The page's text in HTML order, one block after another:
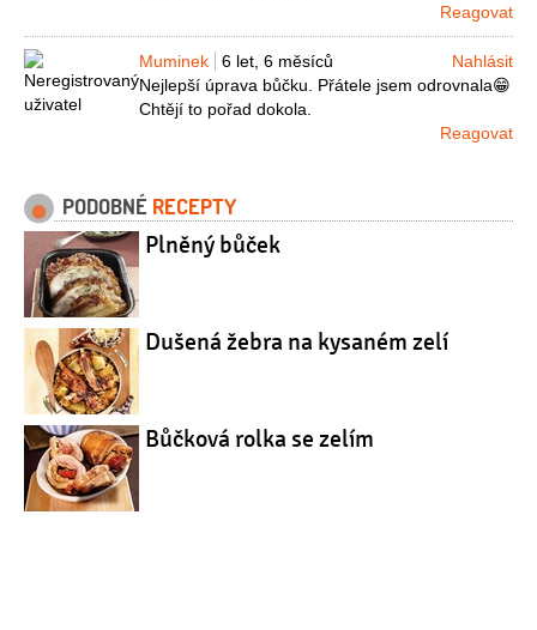
Reagovat
Muminek 6 let, 6 měsíců
Nahlásit
Nejlepší úprava bůčku. Přátele jsem odrovnala😁
Chtějí to pořad dokola.
Reagovat
PODOBNÉ RECEPTY
Plněný bůček
Dušená žebra na kysaném zelí
Bůčková rolka se zelím